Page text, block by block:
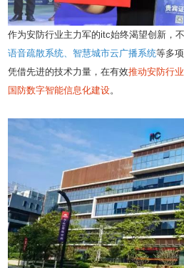
作为安防行业主力军的itc始终渴望创新，
语音疏散系统、智慧城市云广播系统等多
凭借先进的技术力量，在有效推动安防行
国防数字智能信息化建设。